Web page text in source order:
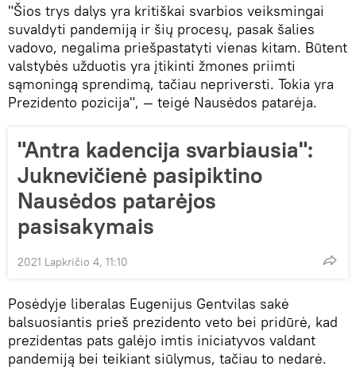
"Šios trys dalys yra kritiškai svarbios veiksmingai
suvaldyti pandemiją ir šių procesų, pasak šalies
vadovo, negalima priešpastatyti vienas kitam. Būtent
valstybės užduotis yra įtikinti žmones priimti
sąmoningą sprendimą, tačiau nepriversti. Tokia yra
Prezidento pozicija", — teigė Nausėdos patarėja.
"Antra kadencija svarbiausia":
Juknevičienė pasipiktino
Nausėdos patarėjos
pasisakymais
2021 Lapkričio 4, 11:10
Posėdyje liberalas Eugenijus Gentvilas sakė
balsuosiantis prieš prezidento veto bei pridūrė, kad
prezidentas pats galėjo imtis iniciatyvos valdant
pandemiją bei teikiant siūlymus, tačiau to nedarė.